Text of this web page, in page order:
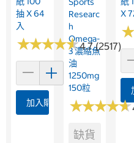
抽 X 64
入
★★★★★
★★★★★4.7 (2517)
加入購物車
Researc
H
Omega-
3 濃縮魚
油
1250mg
150粒
★★★★★
★★★★★
缺貨
X